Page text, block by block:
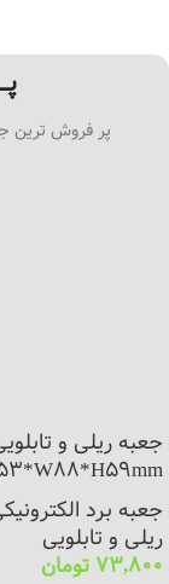
پر فروش ترین
جعبه ریلی و
جعبه برد
ریلی و تابلویی
73,800 تومان